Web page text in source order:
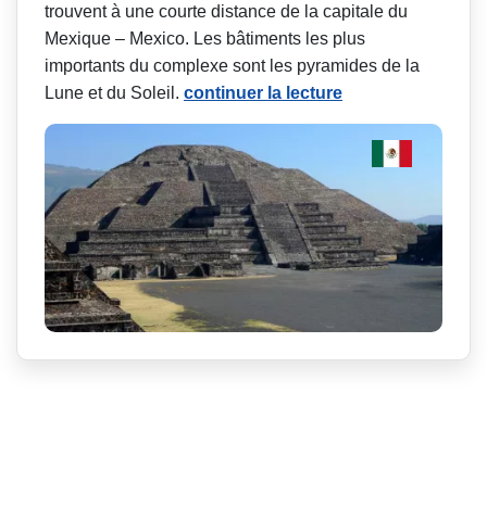
trouvent à une courte distance de la capitale du
Mexique – Mexico. Les bâtiments les plus
importants du complexe sont les pyramides de la
Lune et du Soleil. continuer la lecture